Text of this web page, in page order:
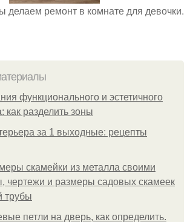
делаем ремонт в комнате для девочки.
функционального и эстетичного
как разделить зоны
за 1 выходные: рецепты
скамейки из металла своими
чертежи и размеры садовых скамеек
трубы
петли на дверь, как определить.